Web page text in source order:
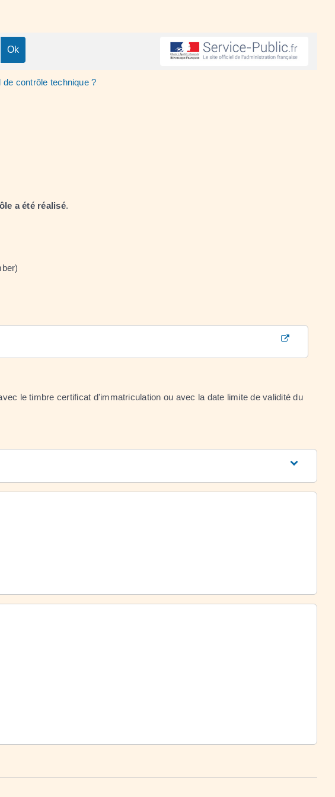
contrôle technique ?
a été réalisé.
le timbre certificat d'immatriculation ou avec la date limite de validité du